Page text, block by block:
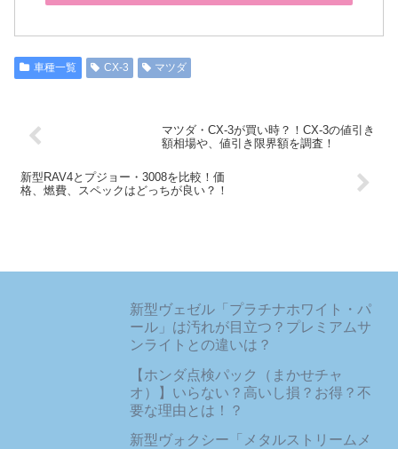
車種一覧 CX-3 マツダ
マツダ・CX-3が買い時？！CX-3の値引き
額相場や、値引き限界額を調査！
新型RAV4とプジョー・3008を比較！価
格、燃費、スペックはどっちが良い？！
新型ヴェゼル「プラチナホワイト・パ
ール」は汚れが目立つ？プレミアムサ
ンライトとの違いは？
【ホンダ点検パック（まかせチャ
オ）】いらない？高いし損？お得？不
要な理由とは！？
新型ヴォクシー「メタルストリームメ